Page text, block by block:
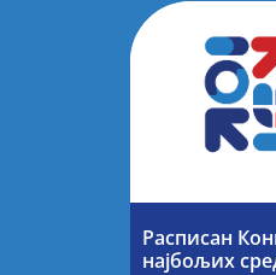
Расписан
најбољих